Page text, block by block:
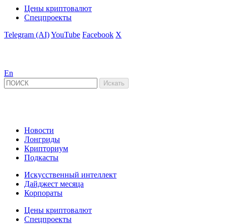
Цены криптовалют
Спецпроекты
Telegram (AI)YouTube Facebook X
En
Новости
Лонгриды
Крипториум
Подкасты
Искусственный интеллект
Дайджест месяца
Корпораты
Цены криптовалют
Спецпроекты